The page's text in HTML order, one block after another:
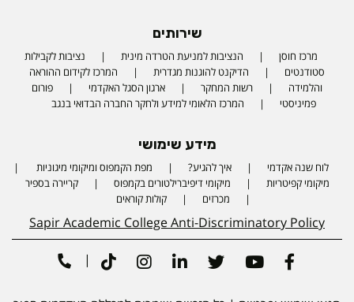
שירותים
מרכז חוסן הנציבות למניעת הטרדה מינית
נציבות לקבילות
סטודנטים
הדיקנט להוגנות מגדרית
המרכז לקידום ההוראה
והלמידה
רשות המחקר ארגון הסגל האקדמי
פורום
פמיניסטי
המרכז הלאומי למידע ולחקר החברה הבדואי בנגב
מידע שימושי
לוח שנה אקדמי איך להגיע?
מפת הקמפוס ומיקומי מיגוניות
מיקומי קפיטריות
מיקומי דיפיברילטורים בקמפוס
קריירה בספיר
מכרזים
קולות קוראים
Sapir Academic College Anti-Discriminatory Policy
Facebook
Youtube
Twitter
Linkedin
Instagram
Tiktok
|
Phone number